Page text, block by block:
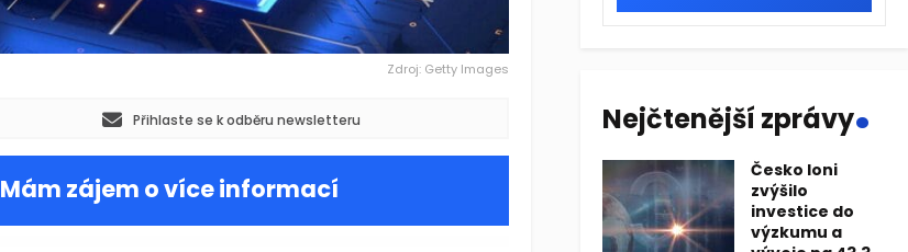
Zdroj: Getty Images
Přihlaste se k odběru newsletteru
Mám zájem o více informací
Nejčtenější zprávy.
Česko loni
zvýšilo
investice do
výzkumu a